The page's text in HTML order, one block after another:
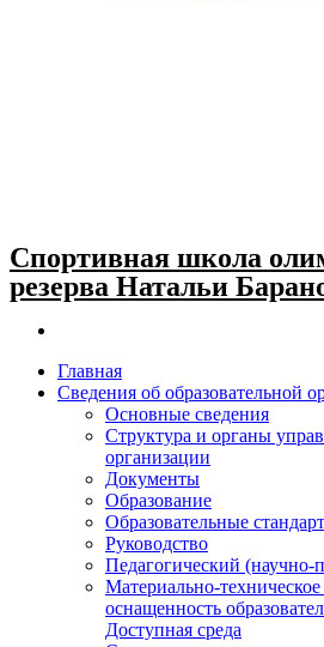
Спортивная школа
резерва Натальи
Главная
Сведения об образовательной
Основные сведения
Структура и органы
организации
Документы
Образование
Образовательные
Руководство
Педагогический (научно-
Материально-
оснащенность
Доступная среда